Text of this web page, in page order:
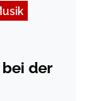
der